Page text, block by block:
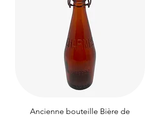
Ancienne bouteille Bière de